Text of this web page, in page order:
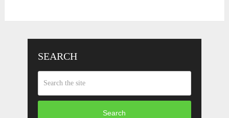
SEARCH
Search